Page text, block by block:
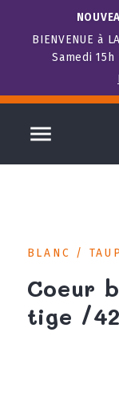
BIENVENUE à
Samedi

BLANC /
Coeur
tige /42